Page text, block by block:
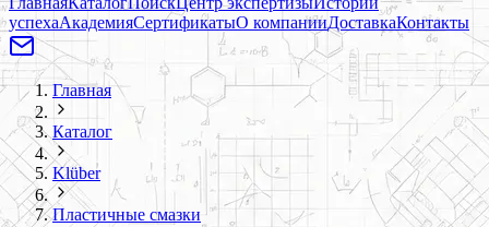
успехаАкадемияСертификатыО компанииДоставкаКонтакты
Главная
Каталог
Klüber
Пластичные смазки